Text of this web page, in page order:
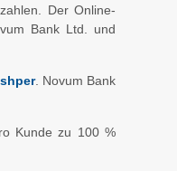
Der Online-
Bank Ltd. und
. Novum Bank
Kunde zu 100 %